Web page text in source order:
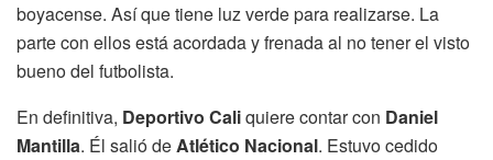
boyacense. Así que tiene luz verde para realizarse. La
parte con ellos está acordada y frenada al no tener el visto
bueno del futbolista.
En definitiva, Deportivo Caliquiere contar con Daniel
Mantilla. Él salió deAtlético Nacional. Estuvo cedido